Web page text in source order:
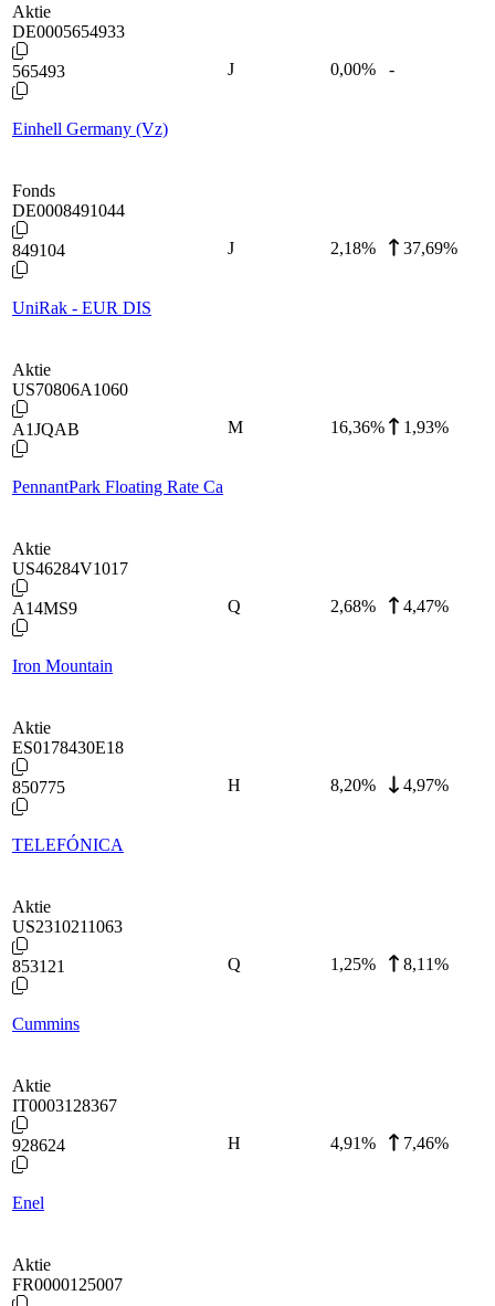
Aktie
DE0005654933
565493
Einhell Germany (Vz)
J 0,00% -
Fonds
DE0008491044
849104
UniRak - EUR DIS
J 2,18% 37,69%
Aktie
US70806A1060
A1JQAB
PennantPark Floating Rate Ca
M 16,36% 1,93%
Aktie
US46284V1017
A14MS9
Iron Mountain
Q 2,68% 4,47%
Aktie
ES0178430E18
850775
TELEFÓNICA
H 8,20% 4,97%
Aktie
US2310211063
853121
Cummins
Q 1,25% 8,11%
Aktie
IT0003128367
928624
Enel
H 4,91% 7,46%
Aktie
FR0000125007